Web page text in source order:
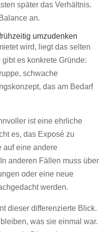
später das Verhältnis.
an.
umzudenken
wird, liegt das selten
es konkrete Gründe:
schwache
das am Bedarf
ist eine ehrliche
es, das Exposé zu
auf eine andere
anderen Fällen muss über
oder eine neue
werden.
dieser differenzierte Blick.
was sie einmal war.